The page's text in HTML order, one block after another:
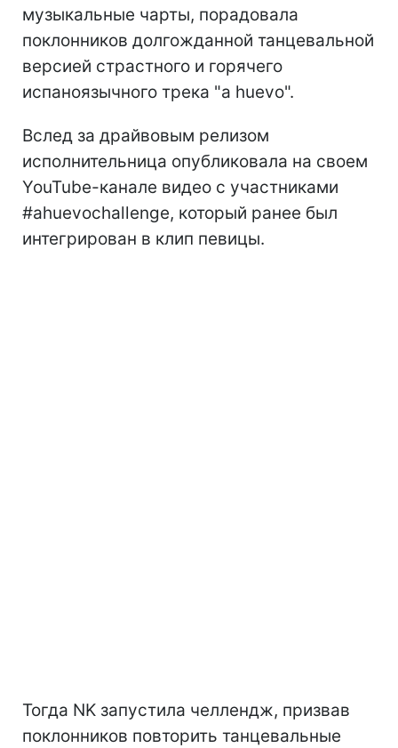
музыкальные чарты, порадовала
поклонников долгожданной танцевальной
версией страстного и горячего
испаноязычного трека "a huevo".
Вслед за драйвовым релизом
исполнительница опубликовала на своем
YouTube-канале видео с участниками
#ahuevochallenge, который ранее был
интегрирован в клип певицы.
Тогда NK запустила челлендж, призвав
поклонников повторить танцевальные